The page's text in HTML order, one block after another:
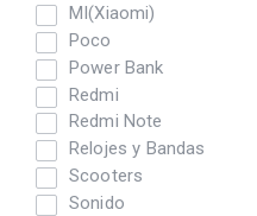
MI(Xiaomi)
Poco
Power Bank
Redmi
Redmi Note
Relojes y Bandas
Scooters
Sonido